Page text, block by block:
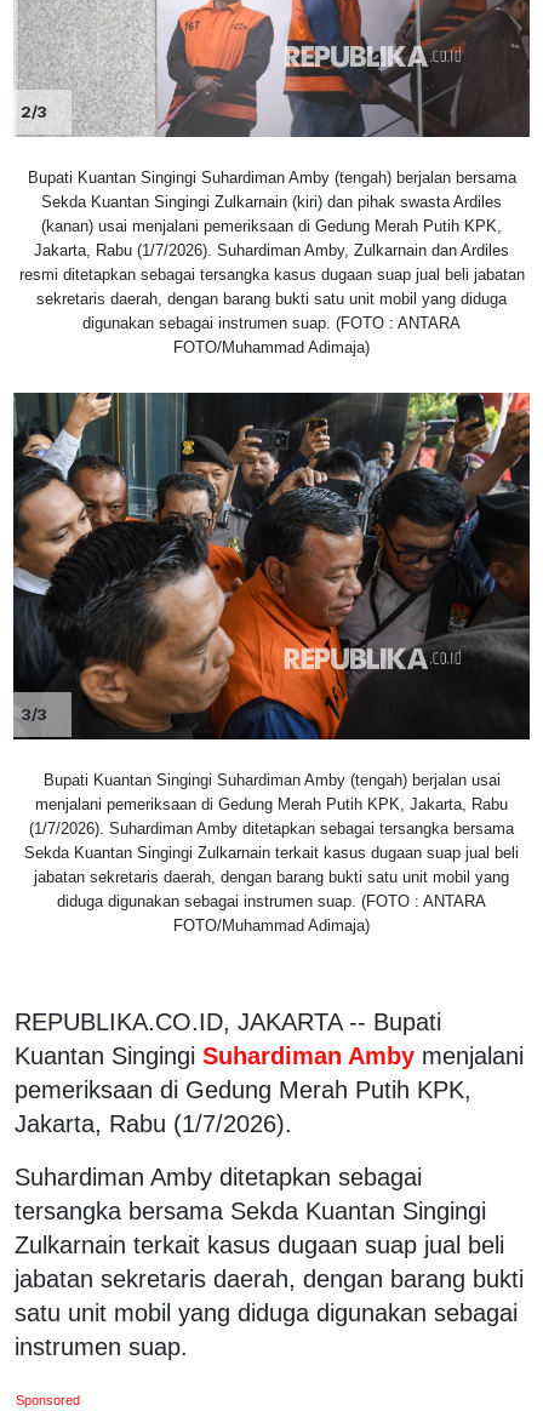
2/3
Bupati Kuantan Singingi Suhardiman Amby (tengah) berjalan bersama
Sekda Kuantan Singingi Zulkarnain (kiri) dan pihak swasta Ardiles
(kanan) usai menjalani pemeriksaan di Gedung Merah Putih KPK,
Jakarta, Rabu (1/7/2026). Suhardiman Amby, Zulkarnain dan Ardiles
resmi ditetapkan sebagai tersangka kasus dugaan suap jual beli jabatan
sekretaris daerah, dengan barang bukti satu unit mobil yang diduga
digunakan sebagai instrumen suap. (FOTO : ANTARA
FOTO/Muhammad Adimaja)
3/3
Bupati Kuantan Singingi Suhardiman Amby (tengah) berjalan usai
menjalani pemeriksaan di Gedung Merah Putih KPK, Jakarta, Rabu
(1/7/2026). Suhardiman Amby ditetapkan sebagai tersangka bersama
Sekda Kuantan Singingi Zulkarnain terkait kasus dugaan suap jual beli
jabatan sekretaris daerah, dengan barang bukti satu unit mobil yang
diduga digunakan sebagai instrumen suap. (FOTO : ANTARA
FOTO/Muhammad Adimaja)
REPUBLIKA.CO.ID, JAKARTA -- Bupati
Kuantan Singingi Suhardiman Amby menjalani
pemeriksaan di Gedung Merah Putih KPK,
Jakarta, Rabu (1/7/2026).
Suhardiman Amby ditetapkan sebagai
tersangka bersama Sekda Kuantan Singingi
Zulkarnain terkait kasus dugaan suap jual beli
jabatan sekretaris daerah, dengan barang bukti
satu unit mobil yang diduga digunakan sebagai
instrumen suap.
Sponsored